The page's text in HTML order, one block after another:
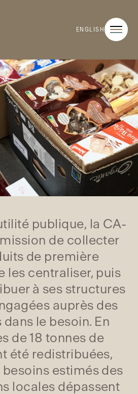
ENGLISH
publique, la CA-
mission de collecter
de première
les centraliser, puis
à ses structures
auprès des
le besoin. En
de 18 tonnes de
été redistribuées,
estimés des
locales dépassent